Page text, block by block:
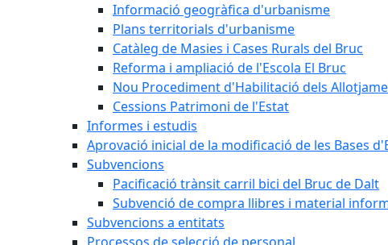
Informació geogràfica d'urbanisme
Plans territorials d'urbanisme
Catàleg de Masies i Cases Rurals del Bruc
Reforma i ampliació de l'Escola El Bruc
Nou Procediment d'Habilitació dels
Cessions Patrimoni de l'Estat
Informes i estudis
Aprovació inicial de la modificació de les Bases
Subvencions
Pacificació trànsit carril bici del Bruc de Dalt
Subvenció de compra llibres i material
Subvencions a entitats